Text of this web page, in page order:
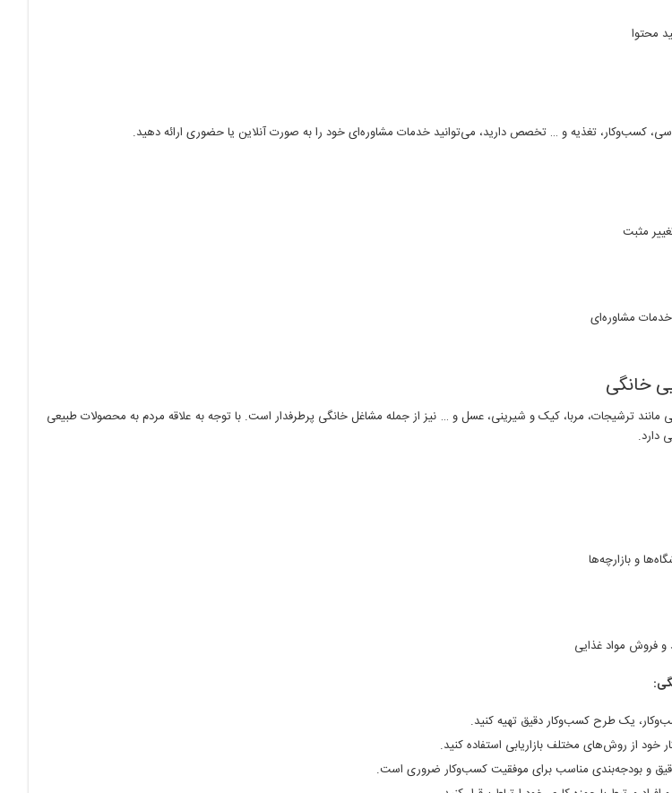
محتوا
کسب‌وکار، تغذیه و … تخصص دارید، می‌توانید خدمات مشاوره‌ای خود را به صورت آنلاین یا حضوری ارائه دهید.
مثبت
خدمات مشاوره‌ای
ترشیجات، مربا، کیک و شیرینی، عسل و … نیز از جمله مشاغل خانگی پرطرفدار است. با توجه به علاقه مردم به محصولات طبیعی
دارد.
و بازارچه‌ها
و فروش مواد غذایی
یک طرح کسب‌وکار دقیق تهیه کنید.
خود از روش‌های مختلف بازاریابی استفاده کنید.
و بودجه‌بندی مناسب برای موفقیت کسب‌وکار ضروری است.